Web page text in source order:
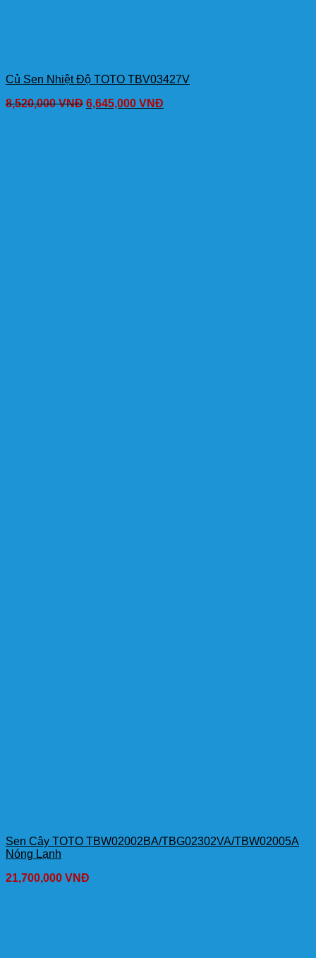
Củ Sen Nhiệt Độ TOTO TBV03427V
8,520,000VNĐ 6,645,000 VNĐ
Sen Cây TOTO TBW02002BA/TBG02302VA/TBW02005A
Nóng Lạnh
21,700,000 VNĐ